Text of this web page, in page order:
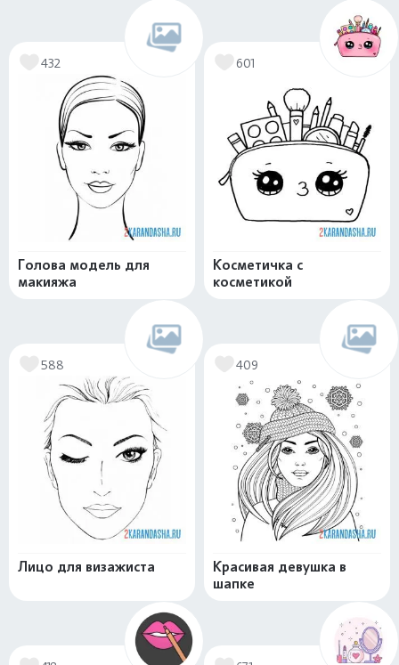
432
Голова модель для
макияжа
601
Косметичка с
косметикой
588
Лицо для визажиста
409
Красивая девушка в
шапке